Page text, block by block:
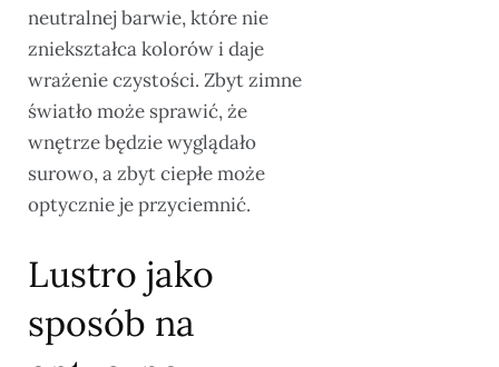
neutralnej barwie, które nie
zniekształca kolorów i daje
wrażenie czystości. Zbyt zimne
światło może sprawić, że
wnętrze będzie wyglądało
surowo, a zbyt ciepłe może
optycznie je przyciemnić.
Lustro jako
sposób na